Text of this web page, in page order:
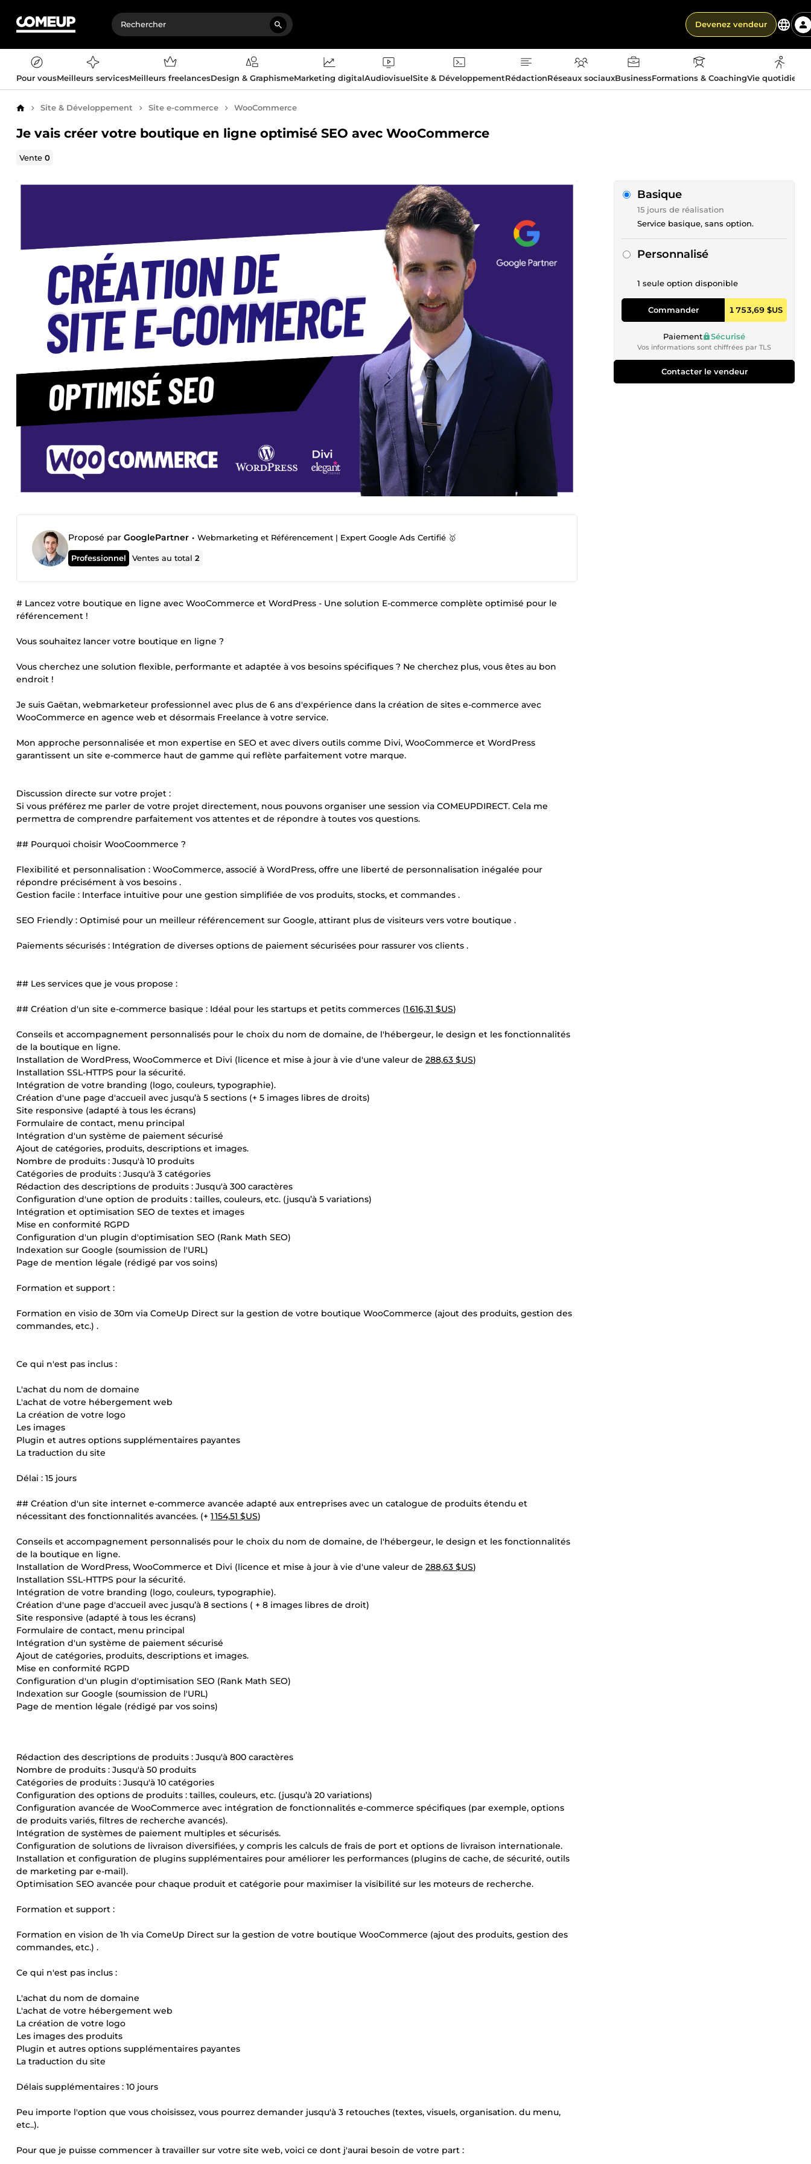
Devenez vendeur
Pour vousMeilleurs servicesMeilleurs freelancesDesign & GraphismeMarketing digitalAudiovisuelSite & DéveloppementRédactionRéseaux sociauxBusinessFormations & CoachingVie
AccueilSite & Développement Site e-commerce WooCommerce
Je vais créer votre boutique en ligne optimisé SEO avec WooCommerce
Vente0
Proposé par GooglePartner • Webmarketing et Référencement | Expert Google Ads Certifié 🥇
Professionnel Ventes au total2
# Lancez votre boutique en ligne avec WooCommerce et WordPress - Une solution E-commerce complète optimisé pour le
référencement !
Vous souhaitez lancer votre boutique en ligne ?
Vous cherchez une solution flexible, performante et adaptée à vos besoins spécifiques ? Ne cherchez plus, vous êtes au bon
endroit !
Je suis Gaëtan, webmarketeur professionnel avec plus de 6 ans d'expérience dans la création de sites e-commerce avec
WooCommerce en agence web et désormais Freelance à votre service.
Mon approche personnalisée et mon expertise en SEO et avec divers outils comme Divi, WooCommerce et WordPress
garantissent un site e-commerce haut de gamme qui reflète parfaitement votre marque.
Discussion directe sur votre projet :
Si vous préférez me parler de votre projet directement, nous pouvons organiser une session via COMEUPDIRECT. Cela me
permettra de comprendre parfaitement vos attentes et de répondre à toutes vos questions.
## Pourquoi choisir WooCoommerce ?
Flexibilité et personnalisation : WooCommerce, associé à WordPress, offre une liberté de personnalisation inégalée pour
répondre précisément à vos besoins .
Gestion facile : Interface intuitive pour une gestion simplifiée de vos produits, stocks, et commandes .
SEO Friendly : Optimisé pour un meilleur référencement sur Google, attirant plus de visiteurs vers votre boutique .
Paiements sécurisés : Intégration de diverses options de paiement sécurisées pour rassurer vos clients .
## Les services que je vous propose :
## Création d'un site e-commerce basique : Idéal pour les startups et petits commerces (1 616,31 $US)
Conseils et accompagnement personnalisés pour le choix du nom de domaine, de l'hébergeur, le design et les fonctionnalités
de la boutique en ligne.
Installation de WordPress, WooCommerce et Divi (licence et mise à jour à vie d'une valeur de 288,63 $US)
Installation SSL-HTTPS pour la sécurité.
Intégration de votre branding (logo, couleurs, typographie).
Création d'une page d'accueil avec jusqu’à 5 sections (+ 5 images libres de droits)
Site responsive (adapté à tous les écrans)
Formulaire de contact, menu principal
Intégration d'un système de paiement sécurisé
Ajout de catégories, produits, descriptions et images.
Nombre de produits : Jusqu'à 10 produits
Catégories de produits : Jusqu'à 3 catégories
Rédaction des descriptions de produits : Jusqu'à 300 caractères
Configuration d'une option de produits : tailles, couleurs, etc. (jusqu’à 5 variations)
Intégration et optimisation SEO de textes et images
Mise en conformité RGPD
Configuration d'un plugin d'optimisation SEO (Rank Math SEO)
Indexation sur Google (soumission de l'URL)
Page de mention légale (rédigé par vos soins)
Formation et support :
Formation en visio de 30m via ComeUp Direct sur la gestion de votre boutique WooCommerce (ajout des produits, gestion des
commandes, etc.) .
Ce qui n'est pas inclus :
L'achat du nom de domaine
L'achat de votre hébergement web
La création de votre logo
Les images
Plugin et autres options supplémentaires payantes
La traduction du site
Délai : 15 jours
## Création d'un site internet e-commerce avancée adapté aux entreprises avec un catalogue de produits étendu et
nécessitant des fonctionnalités avancées. (+ 1 154,51 $US)
Conseils et accompagnement personnalisés pour le choix du nom de domaine, de l'hébergeur, le design et les fonctionnalités
de la boutique en ligne.
Installation de WordPress, WooCommerce et Divi (licence et mise à jour à vie d'une valeur de 288,63 $US)
Installation SSL-HTTPS pour la sécurité.
Intégration de votre branding (logo, couleurs, typographie).
Création d'une page d'accueil avec jusqu’à 8 sections ( + 8 images libres de droit)
Site responsive (adapté à tous les écrans)
Formulaire de contact, menu principal
Intégration d'un système de paiement sécurisé
Ajout de catégories, produits, descriptions et images.
Mise en conformité RGPD
Configuration d'un plugin d'optimisation SEO (Rank Math SEO)
Indexation sur Google (soumission de l'URL)
Page de mention légale (rédigé par vos soins)
Rédaction des descriptions de produits : Jusqu'à 800 caractères
Nombre de produits : Jusqu'à 50 produits
Catégories de produits : Jusqu'à 10 catégories
Configuration des options de produits : tailles, couleurs, etc. (jusqu’à 20 variations)
Configuration avancée de WooCommerce avec intégration de fonctionnalités e-commerce spécifiques (par exemple, options
de produits variés, filtres de recherche avancés).
Intégration de systèmes de paiement multiples et sécurisés.
Configuration de solutions de livraison diversifiées, y compris les calculs de frais de port et options de livraison internationale.
Installation et configuration de plugins supplémentaires pour améliorer les performances (plugins de cache, de sécurité, outils
de marketing par e-mail).
Optimisation SEO avancée pour chaque produit et catégorie pour maximiser la visibilité sur les moteurs de recherche.
Formation et support :
Formation en vision de 1h via ComeUp Direct sur la gestion de votre boutique WooCommerce (ajout des produits, gestion des
commandes, etc.) .
Ce qui n'est pas inclus :
L'achat du nom de domaine
L'achat de votre hébergement web
La création de votre logo
Les images des produits
Plugin et autres options supplémentaires payantes
La traduction du site
Délais supplémentaires : 10 jours
Peu importe l'option que vous choisissez, vous pourrez demander jusqu'à 3 retouches (textes, visuels, organisation. du menu,
etc..).
Pour que je puisse commencer à travailler sur votre site web, voici ce dont j'aurai besoin de votre part :
Basique
15 jours de réalisation
Service basique, sans option.
Personnalisé
1 seule option disponible
Commander 1 753,69 $US
Paiement Sécurisé
Vos informations sont chiffrées par TLS
Contacter le vendeur